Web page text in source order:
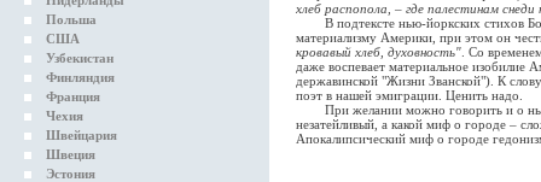
Польша
США
Узбекистан
Финляндия
Франция
Чехия
Швейцария
Швеция
Эстония
хлеб распопола, – где палестинам снеди
В подтексте нью-йоркских стихов
материализму Америки, при этом он
кровавый хлеб, духовность" . Со
даже воспевает материальное
державинской "Жизни Званской"). К
поэт в нашей эмиграции. Ценить надо.
При желании можно говорить и о
незатейливый, а какой миф о городе –
Апокалипсический миф о городе